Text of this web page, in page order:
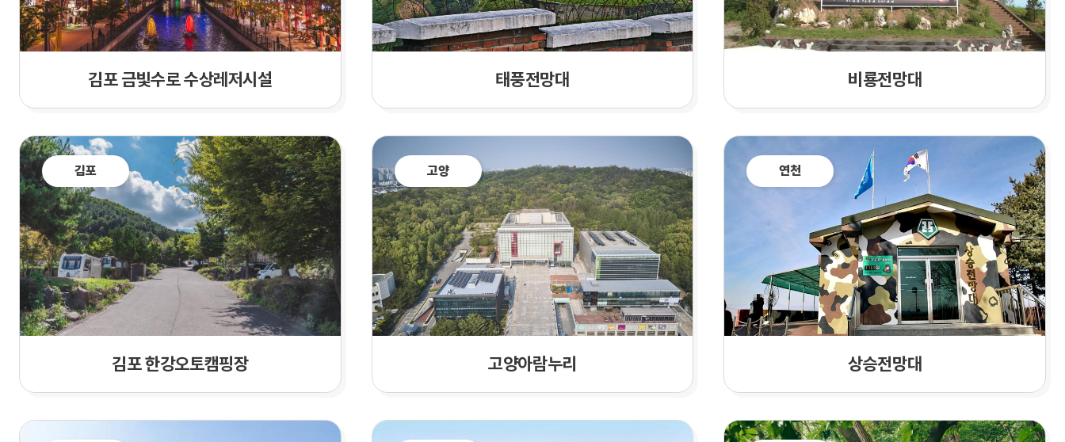
김포 금빛수로 수상레저시설 태풍전망대 비룡전망대
김포
김포 한강오토캠핑장
고양
고양아람누리
연천
상승전망대